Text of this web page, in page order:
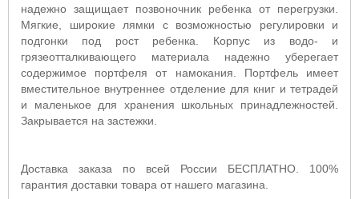
надежно защищает позвоночник ребенка от перегрузки.
Мягкие, широкие лямки с возможностью регулировки и
подгонки под рост ребенка. Корпус из водо- и
грязеотталкивающего материала надежно уберегает
содержимое портфеля от намокания. Портфель имеет
вместительное внутреннее отделение для книг и тетрадей
и маленькое для хранения школьных принадлежностей.
Закрывается на застежки.
Доставка заказа по всей России БЕСПЛАТНО. 100%
гарантия доставки товара от нашего магазина.